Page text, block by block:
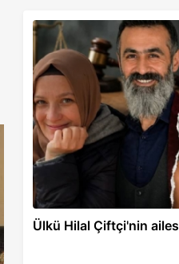
Ülkü Hilal Çiftçi'nin